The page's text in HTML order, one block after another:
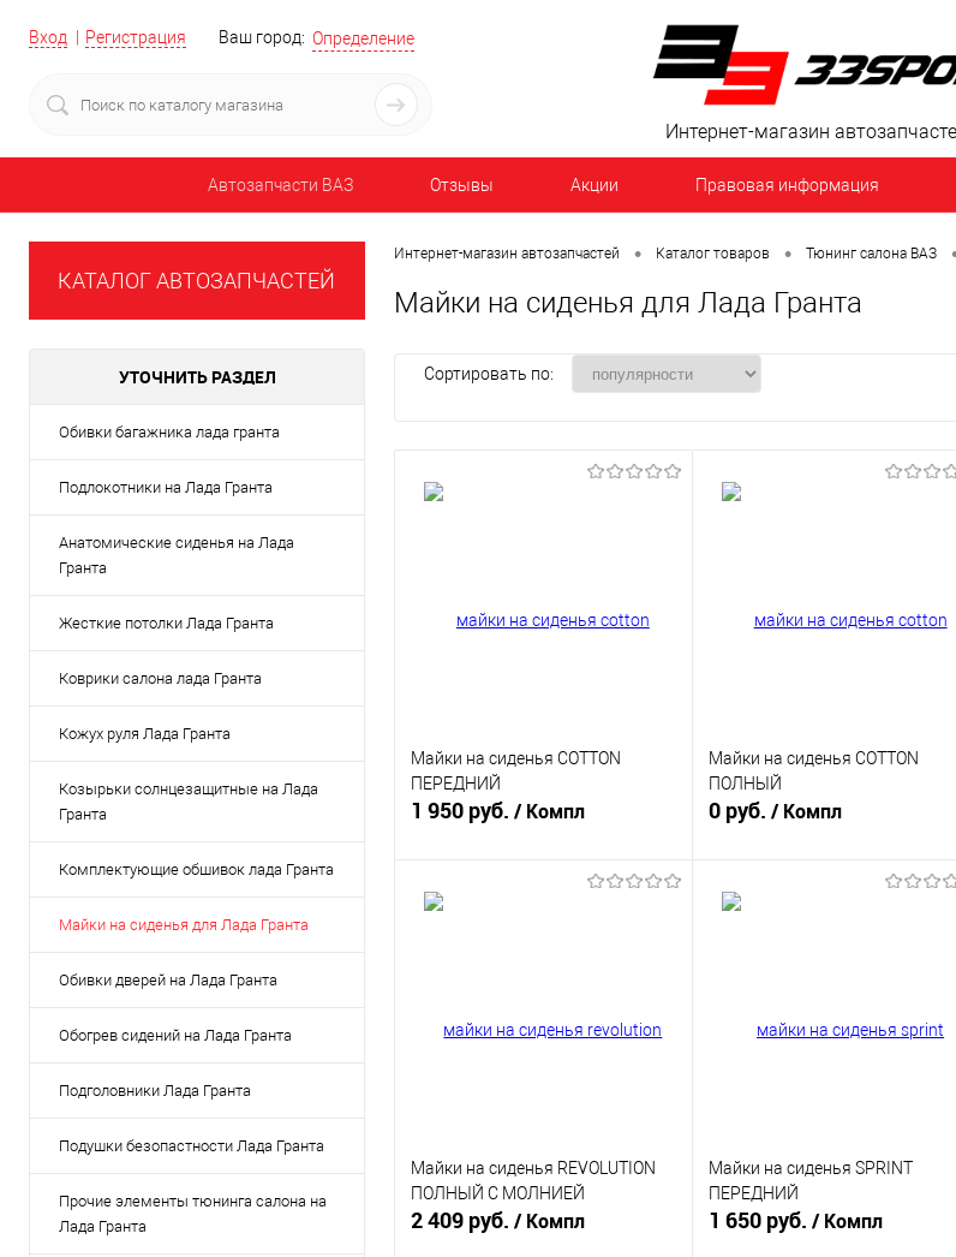
Вход Регистрация Ваш город: Определение
Интернет-магазин
Автозапчасти ВАЗ Отзывы Акции Правовая информация
КАТАЛОГ АВТОЗАПЧАСТЕЙ
УТОЧНИТЬ РАЗДЕЛ
Обивки багажника лада гранта
Подлокотники на Лада Гранта
Анатомические сиденья на Лада
Гранта
Жесткие потолки Лада Гранта
Коврики салона лада Гранта
Кожух руля Лада Гранта
Козырьки солнцезащитные на Лада
Гранта
Комплектующие обшивок лада Гранта
Майки на сиденья для Лада Гранта
Обивки дверей на Лада Гранта
Обогрев сидений на Лада Гранта
Подголовники Лада Гранта
Подушки безопастности Лада Гранта
Прочие элементы тюнинга салона на
Лада Гранта
Интернет-магазин автозапчастей • Каталог товаров • Тюнинг салона ВАЗ
Майки на сиденья для Лада Гранта
Сортировать по:
Майки на сиденья COTTON
ПЕРЕДНИЙ
1 950 руб. / Компл
наличии
Майки на сиденья COTTON
ПОЛНЫЙ
0 руб. / Компл
наличии
Майки на сиденья REVOLUTION
ПОЛНЫЙ С МОЛНИЕЙ
2 409 руб. / Компл
Майки на сиденья SPRINT
ПЕРЕДНИЙ
1 650 руб. / Компл